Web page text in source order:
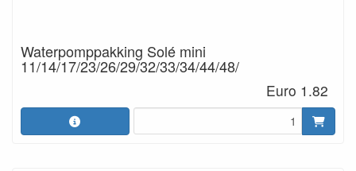
Waterpomppakking Solé mini
11/14/17/23/26/29/32/33/34/44/48/
Euro 1.82